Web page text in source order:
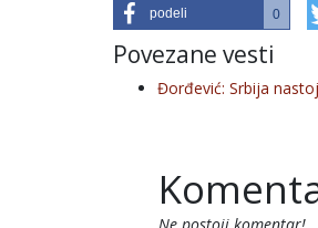
podeli 0
Povezane vesti
Đorđević: Srbija